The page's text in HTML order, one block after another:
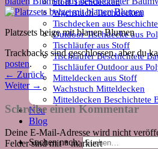
Wachstuch Tischdecken
Tischdecken aus
Outdoor Tischdecke aus
Tischläufer aus Stoff
Tischläufer Beschichtete
Tischläufer Outdoor aus
Mitteldecken aus Stoff
Wachstuch Mitteldecken
Mitteldecken Beschichtete
Neu
Blog
Suchen nach:
Platzsets beige mit blauen Blumen
Trackbacks sind geschlossen, aber du
posten.
← Zurück
Weiter →
Schreibe einen Kommentar
Deine E-Mail-Adresse wird nicht
Felder sind mit*markiert